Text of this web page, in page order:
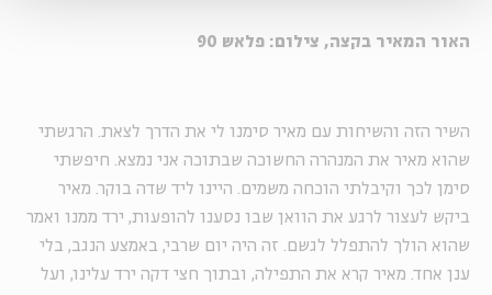
האור המאיר בקצה, צילום: פלאש 90
השיר הזה והשיחות עם מאיר סימנו לי את הדרך לצאת. הרגשתי
שהוא מאיר את המנהרה החשוכה שבתוכה אני נמצא. חיפשתי
סימן לכך וקיבלתי הוכחה משמים. היינו ליד שדה בוקר. מאיר
ביקש לעצור לרגע את הוואן שבו נסענו להופעות, ירד ממנו ואמר
שהוא הולך להתפלל לגשם. זה היה יום שרבי, באמצע הנגב, בלי
ענן אחד. מאיר קרא את התפילה, ובתוך חצי דקה ירד עלינו, ועל